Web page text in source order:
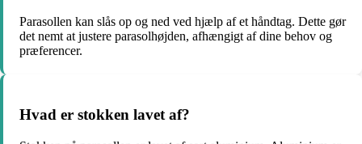
Parasollen kan slås op og ned ved hjælp af et håndtag. Dette gør
det nemt at justere parasolhøjden, afhængigt af dine behov og
præferencer.
Hvad er stokken lavet af?